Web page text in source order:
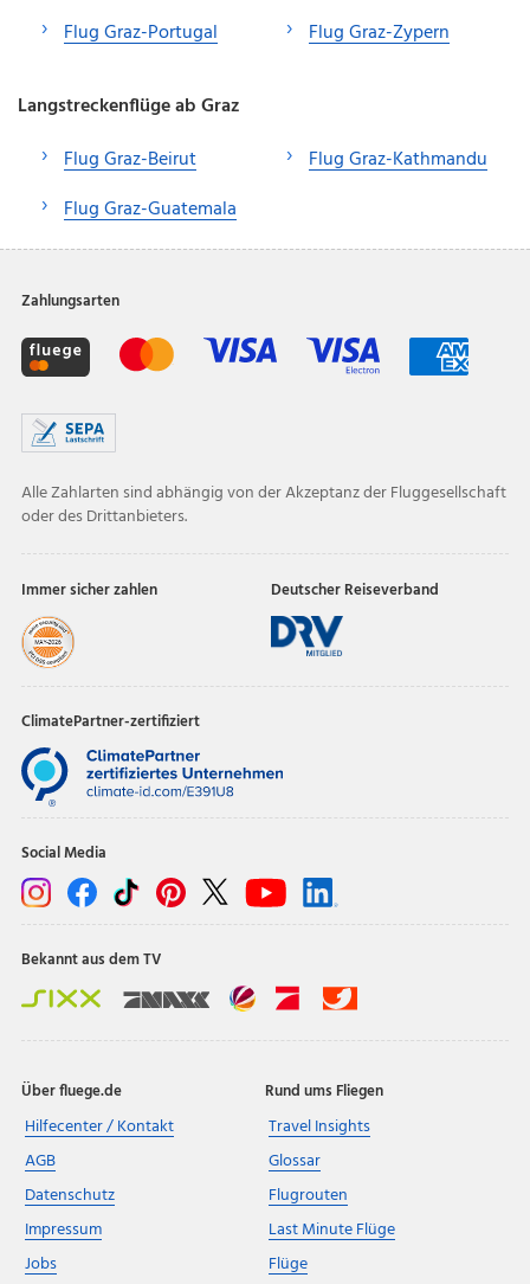
Flug Graz-Portugal
Flug Graz-Zypern
Langstreckenflüge ab Graz
Flug Graz-Beirut
Flug Graz-Guatemala
Flug Graz-Kathmandu